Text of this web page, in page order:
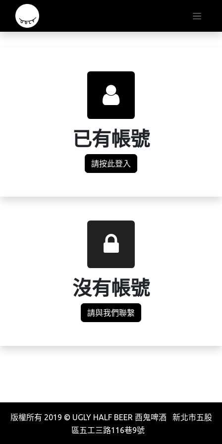
已有帳號
請按此登入
沒有帳號
請與我們聯繫
版權所有 2019 © UGLY HALF BEER 酉鬼啤酒 新北市五股
區五工三路116巷9號